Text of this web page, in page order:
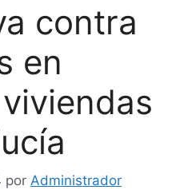
contra
en
por Administrador